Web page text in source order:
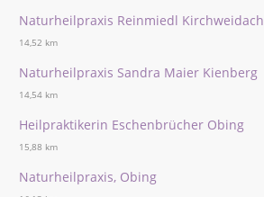
Naturheilpraxis Reinmiedl Kirchweidach
14,52 km
Naturheilpraxis Sandra Maier Kienberg
14,54 km
Heilpraktikerin Eschenbrücher Obing
15,88 km
Naturheilpraxis, Obing